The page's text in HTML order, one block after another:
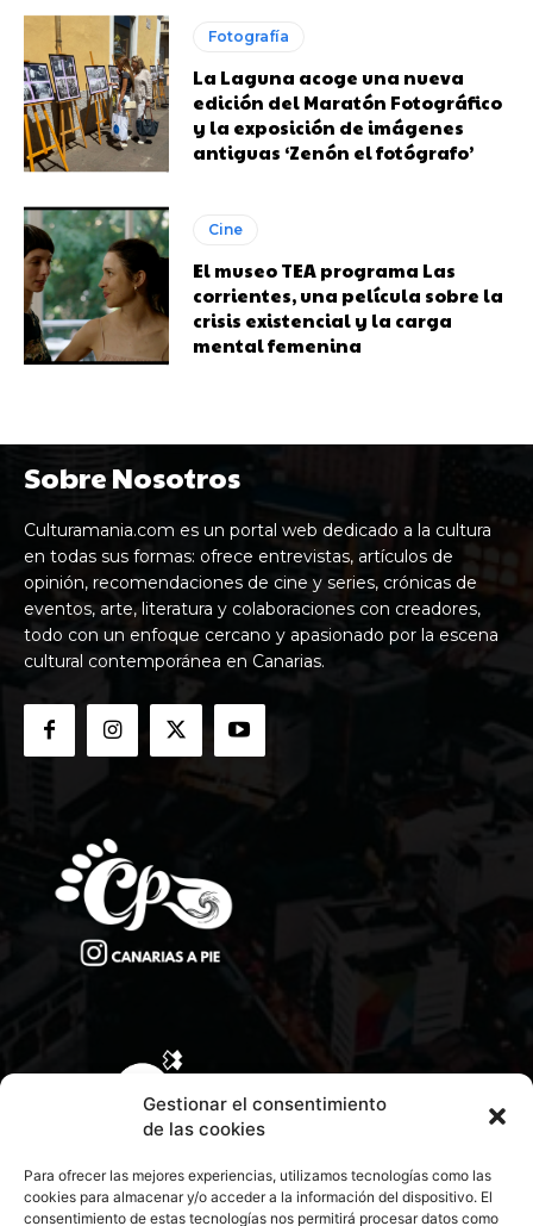
Gestionar el consentimiento
de las cookies
Para ofrecer las mejores experiencias, utilizamos tecnologías como las
cookies para almacenar y/o acceder a la información del dispositivo. El
consentimiento de estas tecnologías nos permitirá procesar datos como
Fotografía
La Laguna acoge una nueva
edición del Maratón Fotográfico
y la exposición de imágenes
antiguas ‘Zenón el fotógrafo’
Cine
El museo TEA programa Las
corrientes, una película sobre la
crisis existencial y la carga
mental femenina
Sobre Nosotros
Culturamania.com es un portal web dedicado a la cultura
en todas sus formas: ofrece entrevistas, artículos de
opinión, recomendaciones de cine y series, crónicas de
eventos, arte, literatura y colaboraciones con creadores,
todo con un enfoque cercano y apasionado por la escena
cultural contemporánea en Canarias.